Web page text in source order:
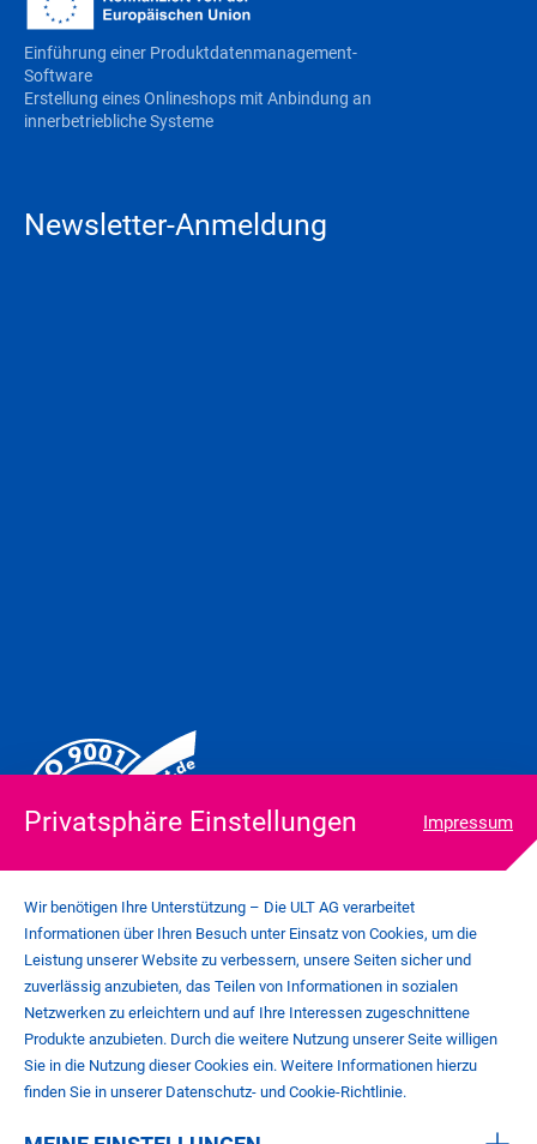
Privatsphäre Einstellungen Impressum
Wir benötigen Ihre Unterstützung – Die ULT AG verarbeitet
Informationen über Ihren Besuch unter Einsatz von Cookies, um die
Leistung unserer Website zu verbessern, unsere Seiten sicher und
zuverlässig anzubieten, das Teilen von Informationen in sozialen
Netzwerken zu erleichtern und auf Ihre Interessen zugeschnittene
Produkte anzubieten. Durch die weitere Nutzung unserer Seite willigen
Sie in die Nutzung dieser Cookies ein. Weitere Informationen hierzu
finden Sie in unserer Datenschutz- und Cookie-Richtlinie.
Einführung einer Produktdatenmanagement-
Software
Erstellung eines Onlineshops mit Anbindung an
innerbetriebliche Systeme
Newsletter-Anmeldung
COOKIE-EINSTELLUNGEN
IMPRESSUM
DATENSCHUTZ